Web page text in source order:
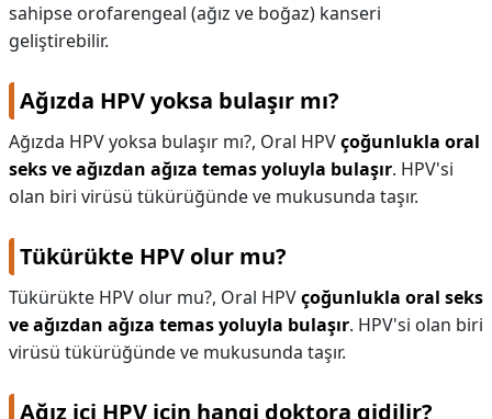
sahipse orofarengeal (ağız ve boğaz) kanseri
geliştirebilir.
Ağızda HPV yoksa bulaşır mı?
Ağızda HPV yoksa bulaşır mı?, Oral HPVçoğunlukla oral
seks ve ağızdan ağıza temas yoluyla bulaşır. HPV'si
olan biri virüsü tükürüğünde ve mukusunda taşır.
Tükürükte HPV olur mu?
Tükürükte HPV olur mu?, Oral HPVçoğunlukla oral seks
ve ağızdan ağıza temas yoluyla bulaşır. HPV'si olan biri
virüsü tükürüğünde ve mukusunda taşır.
Ağız içi HPV için hangi doktora gidilir?